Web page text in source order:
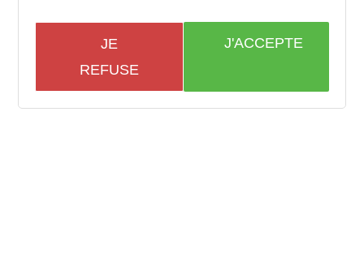
JE
REFUSE
J'ACCEPTE